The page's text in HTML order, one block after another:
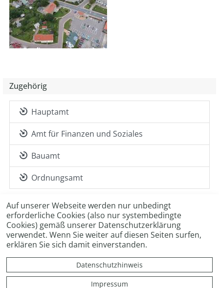
Auf unserer Webseite werden nur unbedingt
erforderliche Cookies (also nur systembedingte
Cookies) gemäß unserer Datenschutzerklärung
verwendet. Wenn Sie weiter auf diesen Seiten surfen,
erklären Sie sich damit einverstanden.
Datenschutzhinweis
Impressum
Zugehörig
Hauptamt
Amt für Finanzen und Soziales
Bauamt
Ordnungsamt
KONTAKT
IMPRESSUM
DATENSCHUTZ